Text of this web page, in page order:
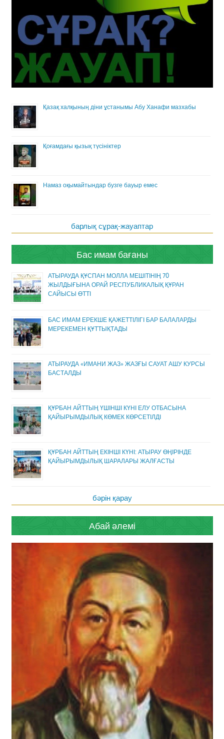
Қазақ халқының діни ұстанымы Абу Ханафи мазхабы
Қоғамдағы қызық түсініктер
Намаз оқымайтындар бузге бауыр емес
барлық сұрақ-жауаптар
Бас имам бағаны
АТЫРАУДА ҚҰСПАН МОЛЛА МЕШІТІНІҢ 70
ЖЫЛДЫҒЫНА ОРАЙ РЕСПУБЛИКАЛЫҚ ҚҰРАН
САЙЫСЫ ӨТТІ
БАС ИМАМ ЕРЕКШЕ ҚАЖЕТТІЛІГІ БАР БАЛАЛАРДЫ
МЕРЕКЕМЕН ҚҰТТЫҚТАДЫ
АТЫРАУДА «ИМАНИ ЖАЗ» ЖАЗҒЫ САУАТ АШУ КУРСЫ
БАСТАЛДЫ
ҚҰРБАН АЙТТЫҢ ҮШІНШІ КҮНІ ЕЛУ ОТБАСЫНА
ҚАЙЫРЫМДЫЛЫҚ КӨМЕК КӨРСЕТІЛДІ
ҚҰРБАН АЙТТЫҢ ЕКІНШІ КҮНІ: АТЫРАУ ӨҢІРІНДЕ
ҚАЙЫРЫМДЫЛЫҚ ШАРАЛАРЫ ЖАЛҒАСТЫ
бәрін қарау
Абай әлемі